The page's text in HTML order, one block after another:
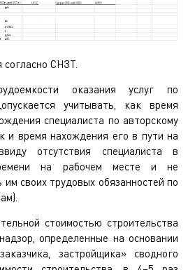
СНЗТ.
оказания услуг по
учитывать, как время
специалиста по авторскому
и время нахождения его в пути на
отсутствия специалиста в
на рабочем месте и не
своих трудовых обязанностей по
стоимостью строительства
определенные на основании
застройщика» сводного